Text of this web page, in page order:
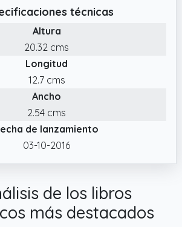
técnicas
Altura
20.32 cms
Longitud
12.7 cms
Ancho
2.54 cms
de lanzamiento
03-10-2016
de los libros
más destacados